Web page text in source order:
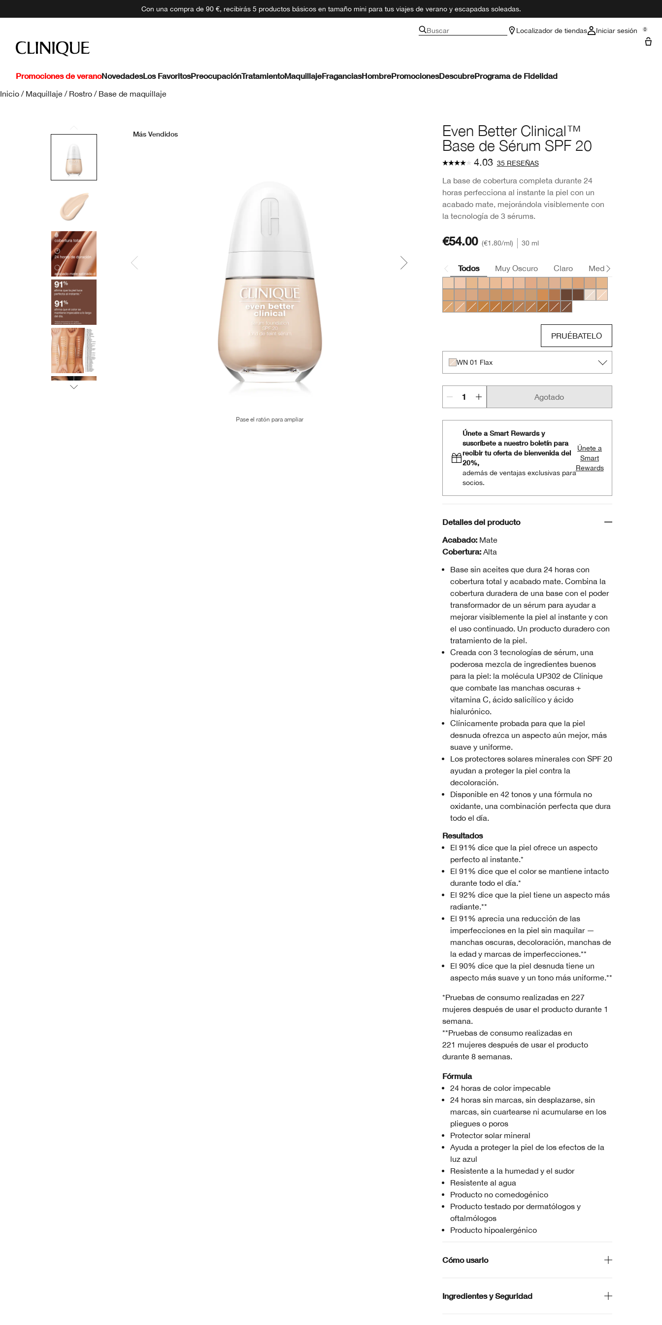
Con una compra de 90 €, recibirás 5 productos básicos en tamaño mini para tus viajes de verano y escapadas soleadas.
Buscar Localizador de tiendas Iniciar sesión 0
Promociones de veranoNovedadesLos FavoritosPreocupaciónTratamientoMaquillajeFraganciasHombrePromocionesDescubrePrograma de Fidelidad
Inicio / Maquillaje / Rostro / Base de maquillaje
Even Better Clinical™
Base de Sérum SPF 20
4.03 35 RESEÑAS
La base de cobertura completa durante 24
horas perfecciona al instante la piel con un
acabado mate, mejorándola visiblemente con
la tecnología de 3 sérums.
Más Vendidos
Pase el ratón para ampliar
€54.00 €1.80/ml 30 ml
Todos Muy Oscuro Claro Medio
CN 40 Cream Chamois
WN 46 Golden Neutral
WN 48 Oat
CN 52 Neutral
WN 56 Cashew
CN 58 Honey
CN 62 Porcelain Beige
CN 70 Vanilla
CN 74 Beige
WN 76 Toasted Wheat
CN 78 Nutty
WN 80 Tawnied Beige
CN 90 Sand
WN 94 Deep Neutral
WN 120 Pecan
CN 126 Espresso
PRUÉBATELO
WN 01 Flax
Agotado
Únete a Smart Rewards y
suscríbete a nuestro boletín para
recibir tu oferta de bienvenida del
20%,
además de ventajas exclusivas para
socios.
Únete a
Smart
Rewards
Detalles del producto
Acabado: Mate
Cobertura: Alta
Base sin aceites que dura 24 horas con
cobertura total y acabado mate. Combina la
cobertura duradera de una base con el poder
transformador de un sérum para ayudar a
mejorar visiblemente la piel al instante y con
el uso continuado. Un producto duradero con
tratamiento de la piel.
Creada con 3 tecnologías de sérum, una
poderosa mezcla de ingredientes buenos
para la piel: la molécula UP302 de Clinique
que combate las manchas oscuras +
vitamina C, ácido salicílico y ácido
hialurónico.
Clínicamente probada para que la piel
desnuda ofrezca un aspecto aún mejor, más
suave y uniforme.
Los protectores solares minerales con SPF 20
ayudan a proteger la piel contra la
decoloración.
Disponible en 42 tonos y una fórmula no
oxidante, una combinación perfecta que dura
todo el día.
Resultados
El 91% dice que la piel ofrece un aspecto
perfecto al instante.*
El 91% dice que el color se mantiene intacto
durante todo el día.*
El 92% dice que la piel tiene un aspecto más
radiante.**
El 91% aprecia una reducción de las
imperfecciones en la piel sin maquilar —
manchas oscuras, decoloración, manchas de
la edad y marcas de imperfecciones.**
El 90% dice que la piel desnuda tiene un
aspecto más suave y un tono más uniforme.**
*Pruebas de consumo realizadas en 227
mujeres después de usar el producto durante 1
semana.
**Pruebas de consumo realizadas en
221 mujeres después de usar el producto
durante 8 semanas.
Fórmula
24 horas de color impecable
24 horas sin marcas, sin desplazarse, sin
marcas, sin cuartearse ni acumularse en los
pliegues o poros
Protector solar mineral
Ayuda a proteger la piel de los efectos de la
luz azul
Resistente a la humedad y el sudor
Resistente al agua
Producto no comedogénico
Producto testado por dermatólogos y
oftalmólogos
Producto hipoalergénico
Cómo usarlo
Ingredientes y Seguridad